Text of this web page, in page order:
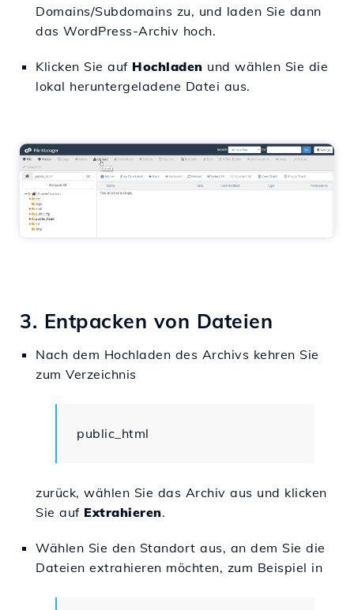
Domains/Subdomains zu, und laden Sie dann
das WordPress-Archiv hoch.
Klicken Sie auf Hochladen und wählen Sie die
lokal heruntergeladene Datei aus.
3. Entpacken von Dateien
Nach dem Hochladen des Archivs kehren Sie
zum Verzeichnis
public_html
zurück, wählen Sie das Archiv aus und klicken
Sie auf Extrahieren.
Wählen Sie den Standort aus, an dem Sie die
Dateien extrahieren möchten, zum Beispiel in